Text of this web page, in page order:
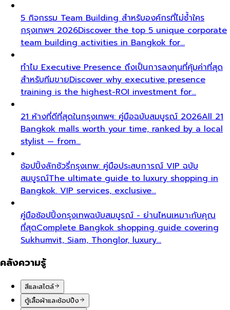
5 กิจกรรม Team Building สำหรับองค์กรที่ไม่ซ้ำใคร
กรุงเทพฯ 2026Discover the top 5 unique corporate
team building activities in Bangkok for…
ทำไม Executive Presence ถึงเป็นการลงทุนที่คุ้มค่าที่สุด
สำหรับทีมขายDiscover why executive presence
training is the highest-ROI investment for…
21 ห้างที่ดีที่สุดในกรุงเทพฯ: คู่มือฉบับสมบูรณ์ 2026All 21
Bangkok malls worth your time, ranked by a local
stylist — from…
ช้อปปิ้งลักชัวรี่กรุงเทพ: คู่มือประสบการณ์ VIP ฉบับ
สมบูรณ์The ultimate guide to luxury shopping in
Bangkok. VIP services, exclusive…
คู่มือช้อปปิ้งกรุงเทพฉบับสมบูรณ์ - ย่านไหนเหมาะกับคุณ
ที่สุดComplete Bangkok shopping guide covering
Sukhumvit, Siam, Thonglor, luxury…
คลังความรู้
สีและสไตล์
ตู้เสื้อผ้าและช้อปปิ้ง